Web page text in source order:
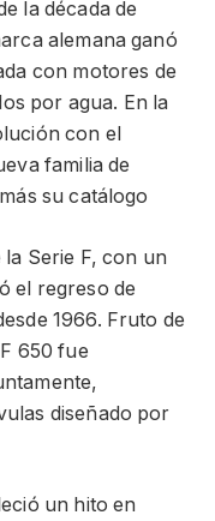
la década de
alemana ganó
con motores de
por agua. En la
con el
familia de
su catálogo
Serie F, con un
el regreso de
1966. Fruto de
650 fue
diseñado por
un hito en